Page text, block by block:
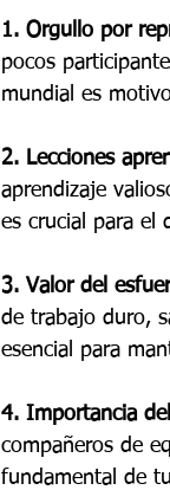
1. Orgullo por
pocos
mundial es
2. Lecciones
aprendizaje
es crucial para el
3. Valor del
de trabajo duro,
esencial para
4. Importancia
compañeros de
fundamental de